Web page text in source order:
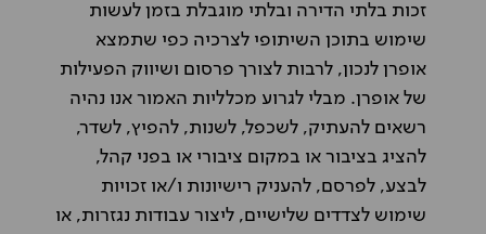
זכות בלתי הדירה ובלתי מוגבלת בזמן לעשות
שימוש בתוכן השיתופי לצרכיה כפי שתמצא
אופרן לנכון, לרבות לצורך פרסום ושיווק הפעילות
של אופרן. מבלי לגרוע מכלליות האמור אנו נהיה
רשאים להעתיק, לשכפל, לשנות, להפיץ, לשדר,
להציג בציבור או במקום ציבורי או בפני קהל,
לבצע, לפרסם, להעניק רישיונות ו/או זכויות
שימוש לצדדים שלישיים, ליצור עבודות נגזרות, או